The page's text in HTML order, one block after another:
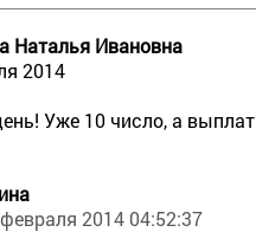
Наталья Ивановна
2014
Уже 10 число, а выплат
2014 04:52:37